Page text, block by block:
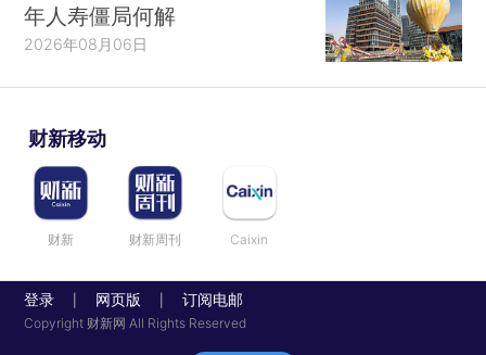
年人寿僵局何解
2026年08月06日
财新移动
财新 财新周刊 Caixin
登录 网页版 订阅电邮
Copyright 财新网 All Rights Reserved